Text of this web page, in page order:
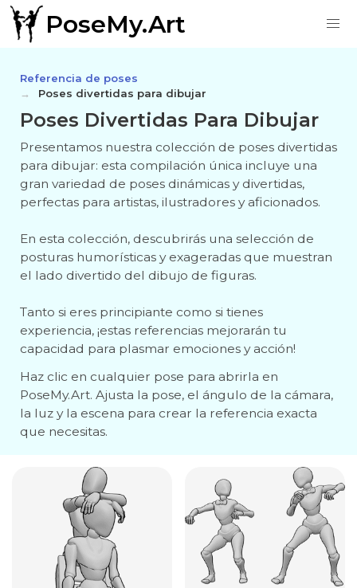
PoseMy.Art
Referencia de poses
Poses divertidas para dibujar
Poses Divertidas Para Dibujar
Presentamos nuestra colección de poses divertidas
para dibujar: esta compilación única incluye una
gran variedad de poses dinámicas y divertidas,
perfectas para artistas, ilustradores y aficionados.
En esta colección, descubrirás una selección de
posturas humorísticas y exageradas que muestran
el lado divertido del dibujo de figuras.
Tanto si eres principiante como si tienes
experiencia, ¡estas referencias mejorarán tu
capacidad para plasmar emociones y acción!
Haz clic en cualquier pose para abrirla en
PoseMy.Art. Ajusta la pose, el ángulo de la cámara,
la luz y la escena para crear la referencia exacta
que necesitas.